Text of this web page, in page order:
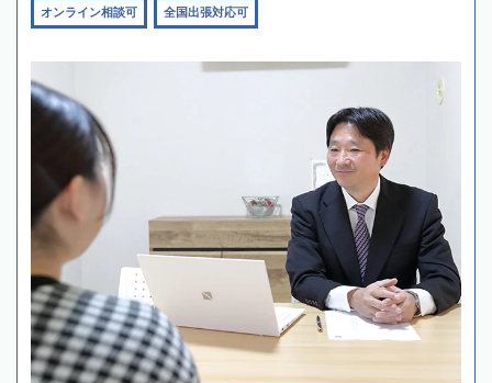
オンライン相談可 全国出張対応可